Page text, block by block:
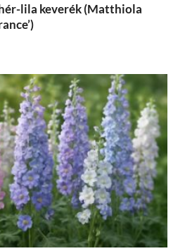
lila keverék (Matthiola